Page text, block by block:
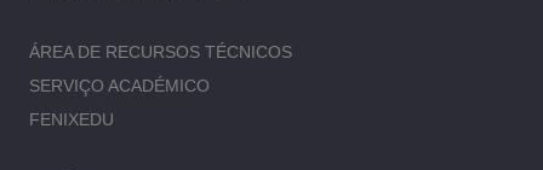
ÁREA DE RECURSOS TÉCNICOS
SERVIÇO ACADÉMICO
FENIXEDU